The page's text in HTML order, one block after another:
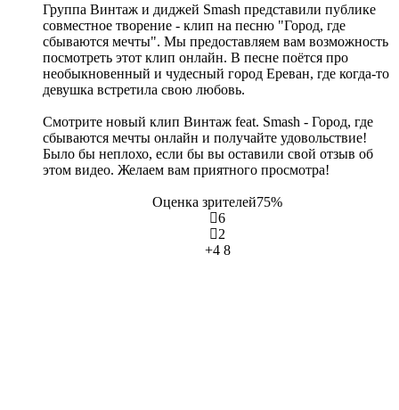
Группа Винтаж и диджей Smash представили публике
совместное творение - клип на песню "Город, где
сбываются мечты". Мы предоставляем вам возможность
посмотреть этот клип онлайн. В песне поётся про
необыкновенный и чудесный город Ереван, где когда-то
девушка встретила свою любовь.
Смотрите новый клип Винтаж feat. Smash - Город, где
сбываются мечты онлайн и получайте удовольствие!
Было бы неплохо, если бы вы оставили свой отзыв об
этом видео. Желаем вам приятного просмотра!
Оценка зрителей75%
6
2
+4 8